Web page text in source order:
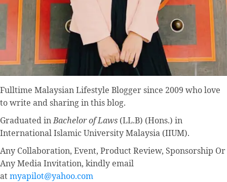
Fulltime Malaysian Lifestyle Bloggersince 2009 who love
to write and sharing in this blog.
Graduated inBachelor of Laws (LL.B) (Hons.) in
International Islamic University Malaysia (IIUM).
Any Collaboration, Event, Product Review, Sponsorship Or
Any Media Invitation, kindly email
atmyapilot@yahoo.com